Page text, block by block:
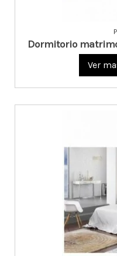
Dormitorio
Ver